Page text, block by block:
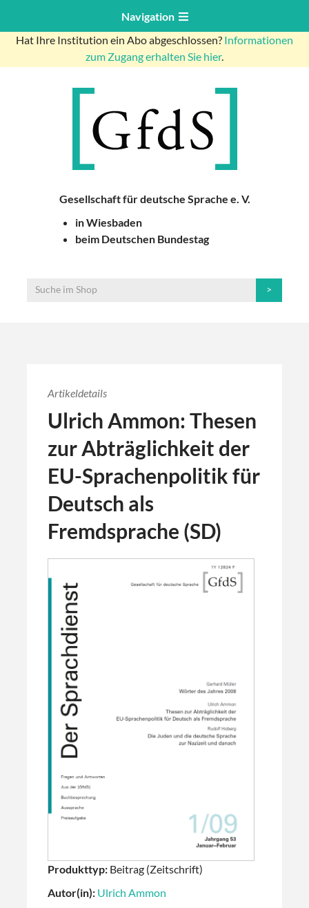
Navigation
Hat Ihre Institution ein Abo abgeschlossen? Informationen
zum Zugang erhalten Sie hier.
Gesellschaft für deutsche Sprache e. V.
in Wiesbaden
beim Deutschen Bundestag
Artikeldetails
Ulrich Ammon: Thesen
zur Abträglichkeit der
EU-Sprachenpolitik für
Deutsch als
Fremdsprache (SD)
Produkttyp: Beitrag (Zeitschrift)
Autor(in): Ulrich Ammon